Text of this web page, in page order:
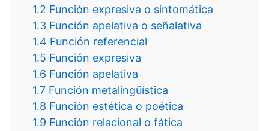
1.2 Función expresiva o sintomática
1.3 Función apelativa o señalativa
1.4 Función referencial
1.5 Función expresiva
1.6 Función apelativa
1.7 Función metalingüística
1.8 Función estética o poética
1.9 Función relacional o fática